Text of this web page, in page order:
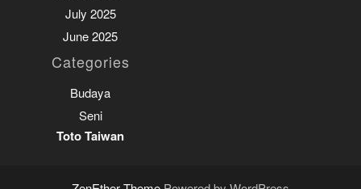
July 2025
June 2025
Categories
Budaya
Seni
Toto Taiwan